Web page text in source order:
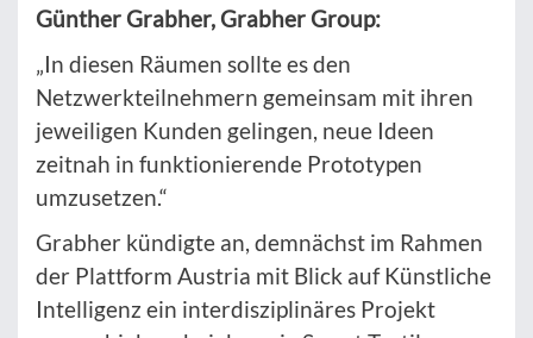
Günther Grabher, Grabher Group:
„In diesen Räumen sollte es den
Netzwerkteilnehmern gemeinsam mit ihren
jeweiligen Kunden gelingen, neue Ideen
zeitnah in funktionierende Prototypen
umzusetzen.“
Grabher kündigte an, demnächst im Rahmen
der Plattform Austria mit Blick auf Künstliche
Intelligenz ein interdisziplinäres Projekt